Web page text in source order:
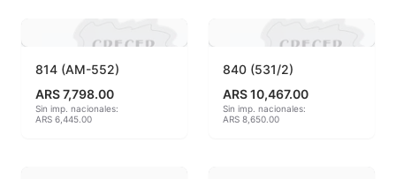
Hereaus (750ºC - 850ºC)
Herramientas
Jaspeadores
814 (AM-552)
ARS 7,798.00
Sin imp. nacionales:
ARS 6,445.00
840 (531/2)
ARS 10,467.00
Sin imp. nacionales:
ARS 8,650.00